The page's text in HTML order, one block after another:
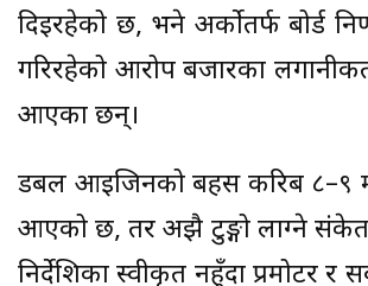
दिइरहेको छ, भने अर्कोतर्फ बोर्ड
गरिरहेको आरोप बजारका
आएका छन्।
डबल आइजिनको बहस करिब ८–९
आएको छ, तर अझै टुङ्गो लाग्ने
निर्देशिका स्वीकृत नहुँदा प्रमोटर र